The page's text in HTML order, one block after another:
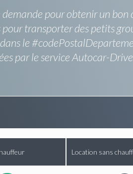
pour obtenir un bon
transporter des petits
le
par le service Autocar-
Location sans